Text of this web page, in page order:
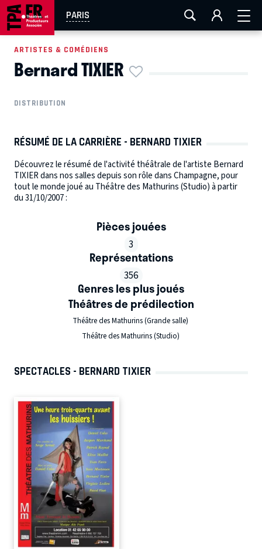
PARIS
AIX-MARSEILLE LA ROCHELLE
EN TOURNÉE
ARTISTES & COMÉDIENS
Bernard TIXIER
DISTRIBUTION
RÉSUMÉ DE LA CARRIÈRE - BERNARD TIXIER
Découvrez le résumé de l'activité théâtrale de l'artiste Bernard
TIXIER dans nos salles depuis son rôle dans Champagne, pour
tout le monde joué au Théâtre des Mathurins (Studio) à partir
du 31/10/2007 :
Pièces jouées
3
Représentations
356
Genres les plus joués
Théâtres de prédilection
Théâtre des Mathurins (Grande salle)
Théâtre des Mathurins (Studio)
SPECTACLES - BERNARD TIXIER